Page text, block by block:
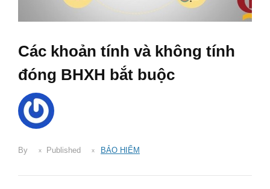
Các khoản tính và không tính
đóng BHXH bắt buộc
By Published BẢO HIỂM